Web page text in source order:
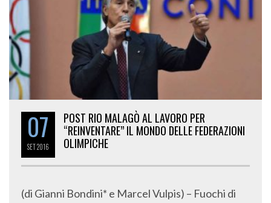
07
SET2016
POST RIO MALAGÒ AL LAVORO PER
“REINVENTARE” IL MONDO DELLE FEDERAZIONI
OLIMPICHE
(di Gianni Bondini* e Marcel Vulpis) – Fuochi di